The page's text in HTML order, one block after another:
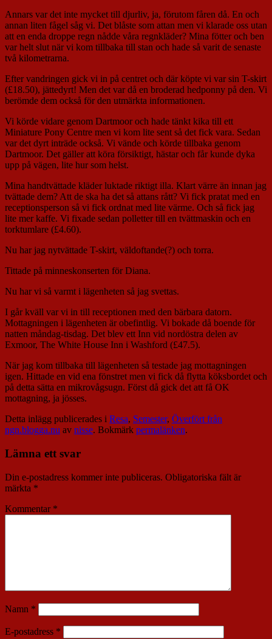
Annars var det inte mycket till djurliv, ja, förutom fåren då. En och
annan liten fågel såg vi. Det blåste som attan men vi klarade oss utan
att en enda droppe regn nådde våra regnkläder? Mina fötter och ben
var helt slut när vi kom tillbaka till stan och hade så varit de senaste
två kilometrarna.
Efter vandringen gick vi in på centret och där köpte vi var sin T-skirt
(£18.50), jättedyrt! Men det var då en broderad hedponny på den. Vi
berömde dem också för den utmärkta informationen.
Vi körde vidare genom Dartmoor och hade tänkt kika till ett
Miniature Pony Centre men vi kom lite sent så det fick vara. Sedan
var det dyrt inträde också. Vi vände och körde tillbaka genom
Dartmoor. Det gäller att köra försiktigt, hästar och får kunde dyka
upp på vägen, lite hur som helst.
Mina handtvättade kläder luktade riktigt illa. Klart värre än innan jag
tvättade dem? Att de ska ha det så attans rått? Vi fick pratat med en
receptionsperson så vi fick ordnat med lite värme. Och så fick jag
lite mer kaffe. Vi fixade sedan polletter till en tvättmaskin och en
torktumlare (£4.60).
Nu har jag nytvättade T-skirt, väldoftande(?) och torra.
Tittade på minneskonserten för Diana.
Nu har vi så varmt i lägenheten så jag svettas.
I går kväll var vi in till receptionen med den bärbara datorn.
Mottagningen i lägenheten är obefintlig. Vi bokade då boende för
natten måndag-tisdag. Det blev ett Inn vid nordöstra delen av
Exmoor, The White House Inn i Washford (£47.5).
När jag kom tillbaka till lägenheten så testade jag mottagningen
igen. Hittade en vid ena fönstret men vi fick då flytta köksbordet och
på detta sätta en mikrovågsugn. Först då gick det att få OK
mottagning, ja jösses.
Detta inlägg publicerades i Resa, Semester, Överfört från
ngn.blogga.nu av nisse. Bokmärk permalänken.
Lämna ett svar
Din e-postadress kommer inte publiceras. Obligatoriska fält är
märkta *
Kommentar *
Namn *
E-postadress *